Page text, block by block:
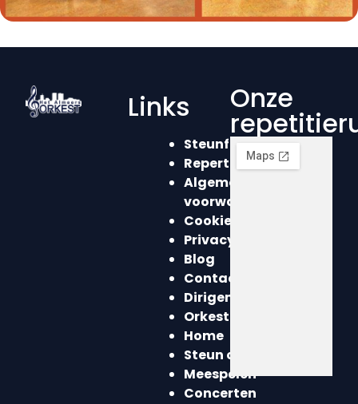
Links
Steunformulier
Repertoire
Algemene
voorwaarden
Cookieverklaring
Privacyverklaring
Blog
Contact
Dirigent
Orkest
Home
Steun ons
Meespelen
Concerten
Onze